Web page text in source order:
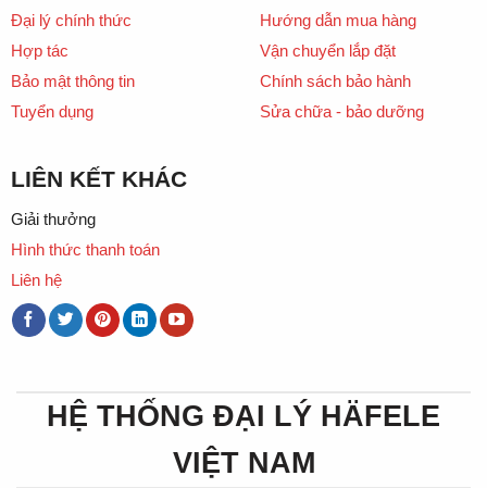
Đại lý chính thức
Hợp tác
Bảo mật thông tin
Tuyển dụng
Hướng dẫn mua hàng
Vận chuyển lắp đặt
Chính sách bảo hành
Sửa chữa - bảo dưỡng
LIÊN KẾT KHÁC
Giải thưởng
Hình thức thanh toán
Liên hệ
HỆ THỐNG ĐẠI LÝ HÄFELE
VIỆT NAM